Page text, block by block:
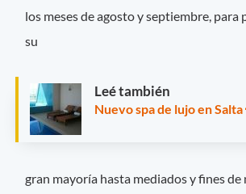
los meses de agosto y septiembre, para
su
Leé también
Nuevo spa de lujo en Salta
gran mayoría hasta mediados y fines de